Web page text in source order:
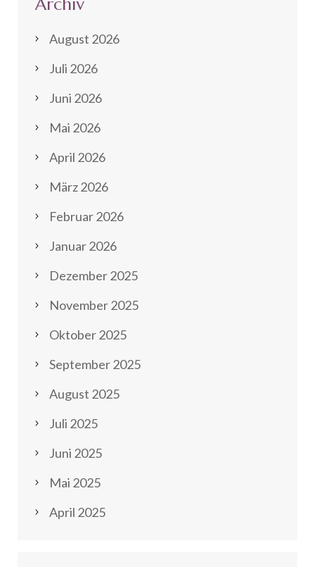
August 2026
Juli 2026
Juni 2026
Mai 2026
April 2026
März 2026
Februar 2026
Januar 2026
Dezember 2025
November 2025
Oktober 2025
September 2025
August 2025
Juli 2025
Juni 2025
Mai 2025
April 2025